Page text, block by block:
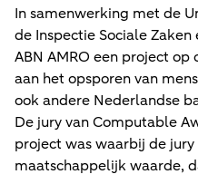
In samenwerking met de
de Inspectie Sociale
ABN AMRO een project
aan het opsporen van
ook andere Nederlandse
De jury van Computable
project was waarbij de
maatschappelijk waarde,